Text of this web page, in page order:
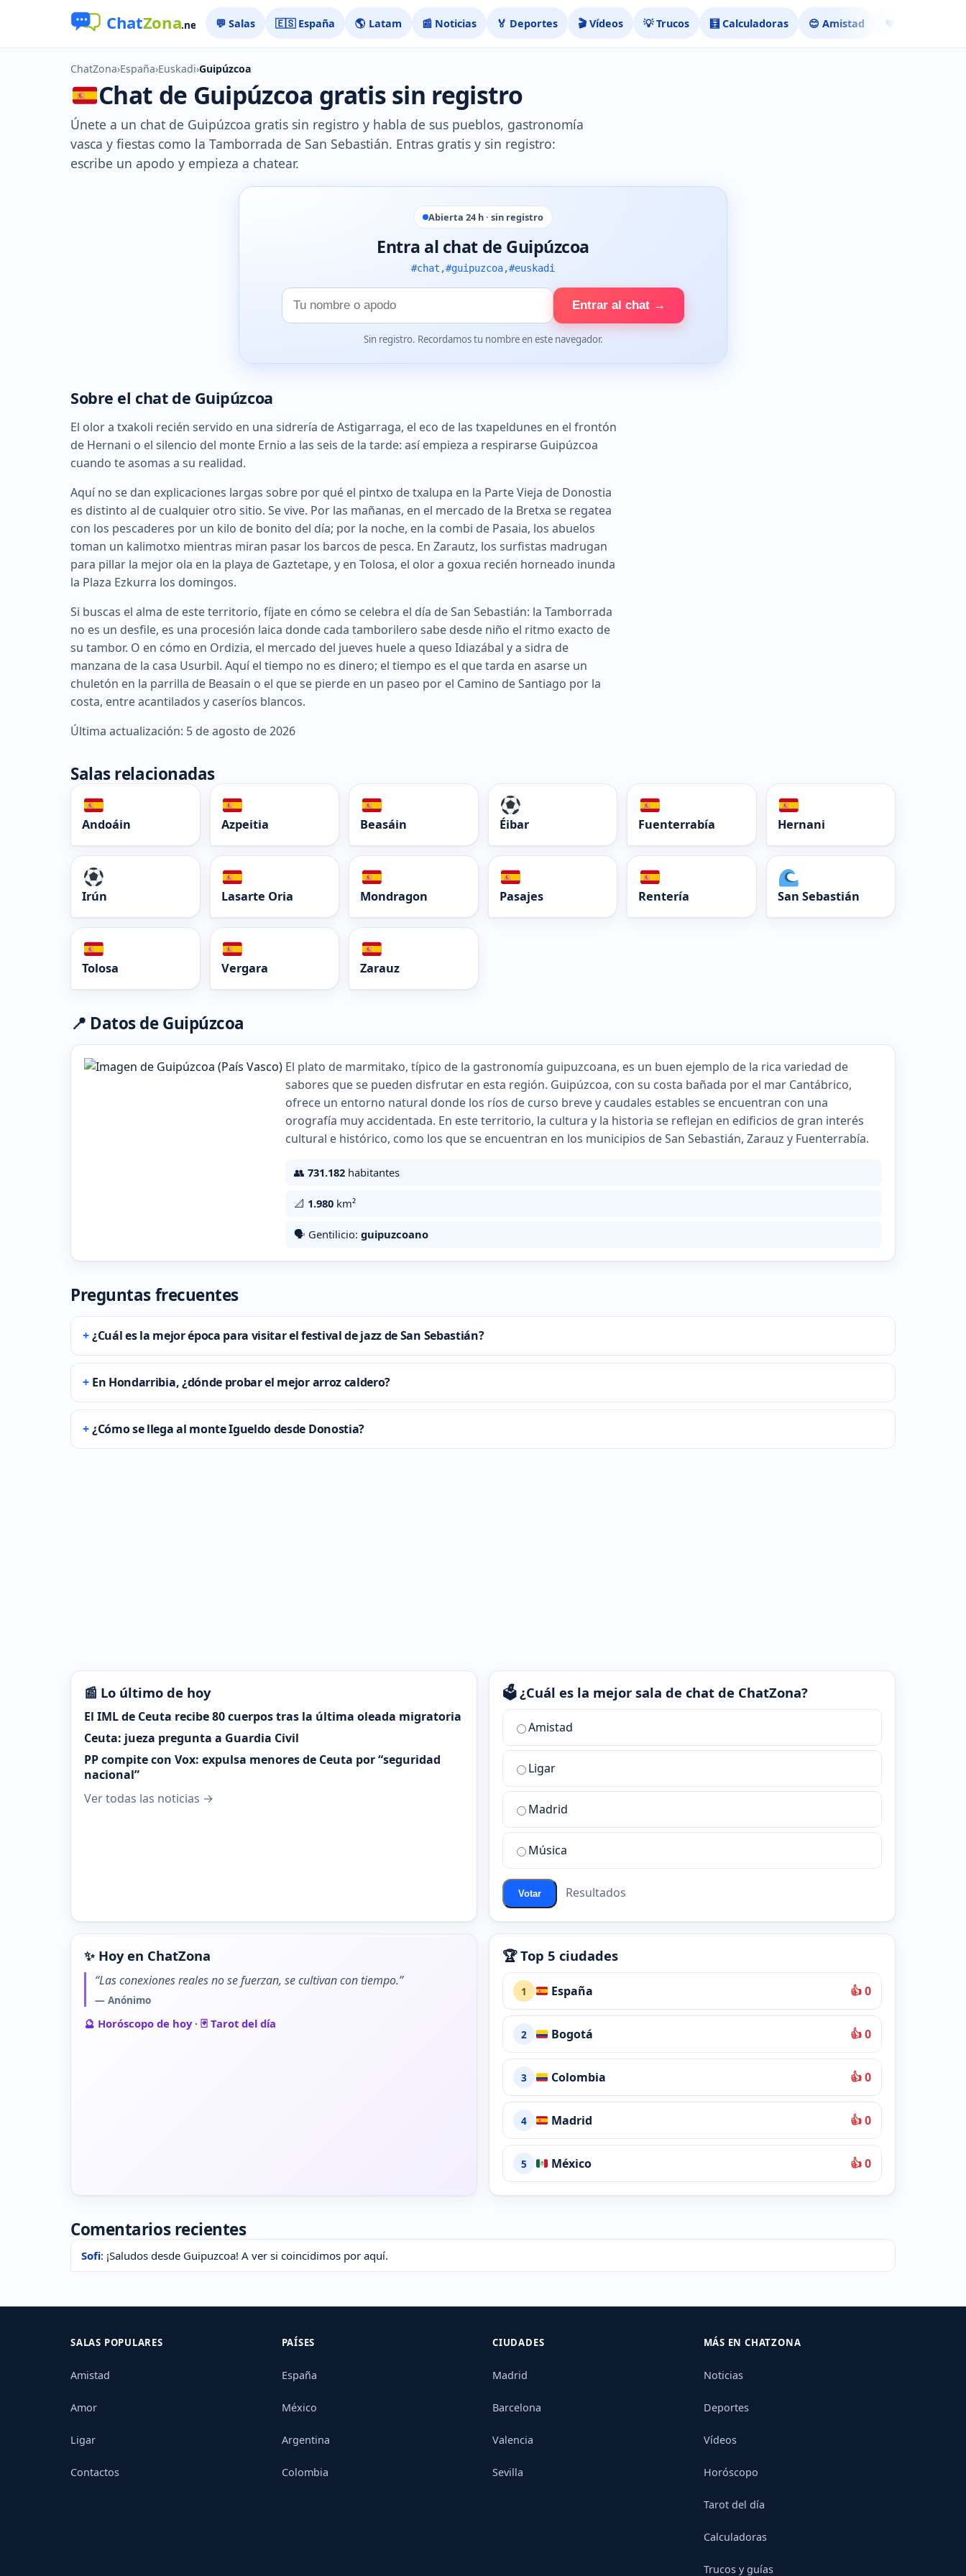
💬 Salas 🇪🇸 España 🌎 Latam 📰 Noticias 🏅 Deportes 🎬 Vídeos 💡 Trucos 🧮 Calculadoras 😊 Amistad ❤️ Ligar
ChatZona›España›Euskadi›Guipúzcoa
Chat de Guipúzcoa gratis sin registro
Únete a un chat de Guipúzcoa gratis sin registro y habla de sus pueblos, gastronomía
vasca y fiestas como la Tamborrada de San Sebastián. Entras gratis y sin registro:
escribe un apodo y empieza a chatear.
Abierta 24 h · sin registro
Entra al chat de Guipúzcoa
#chat,#guipuzcoa,#euskadi
Tu
nombre
Entrar al chat →
Sin registro. Recordamos tu nombre en este navegador.
Sobre el chat de Guipúzcoa
El olor a txakoli recién servido en una sidrería de Astigarraga, el eco de las txapeldunes en el frontón
de Hernani o el silencio del monte Ernio a las seis de la tarde: así empieza a respirarse Guipúzcoa
cuando te asomas a su realidad.
Aquí no se dan explicaciones largas sobre por qué el pintxo de txalupa en la Parte Vieja de Donostia
es distinto al de cualquier otro sitio. Se vive. Por las mañanas, en el mercado de la Bretxa se regatea
con los pescaderes por un kilo de bonito del día; por la noche, en la combi de Pasaia, los abuelos
toman un kalimotxo mientras miran pasar los barcos de pesca. En Zarautz, los surfistas madrugan
para pillar la mejor ola en la playa de Gaztetape, y en Tolosa, el olor a goxua recién horneado inunda
la Plaza Ezkurra los domingos.
Si buscas el alma de este territorio, fíjate en cómo se celebra el día de San Sebastián: la Tamborrada
no es un desfile, es una procesión laica donde cada tamborilero sabe desde niño el ritmo exacto de
su tambor. O en cómo en Ordizia, el mercado del jueves huele a queso Idiazábal y a sidra de
manzana de la casa Usurbil. Aquí el tiempo no es dinero; el tiempo es el que tarda en asarse un
chuletón en la parrilla de Beasain o el que se pierde en un paseo por el Camino de Santiago por la
costa, entre acantilados y caseríos blancos.
Última actualización: 5 de agosto de 2026
Salas relacionadas
Andoáin Azpeitia Beasáin Éibar Fuenterrabía Hernani
Irún Lasarte Oria Mondragon Pasajes Rentería San Sebastián
Tolosa Vergara Zarauz
📍 Datos de Guipúzcoa
El plato de marmitako, típico de la gastronomía guipuzcoana, es un buen ejemplo de la rica variedad de
sabores que se pueden disfrutar en esta región. Guipúzcoa, con su costa bañada por el mar Cantábrico,
ofrece un entorno natural donde los ríos de curso breve y caudales estables se encuentran con una
orografía muy accidentada. En este territorio, la cultura y la historia se reflejan en edificios de gran interés
cultural e histórico, como los que se encuentran en los municipios de San Sebastián, Zarauz y Fuenterrabía.
👥 731.182 habitantes
📐 1.980 km²
🗣️ Gentilicio: guipuzcoano
Preguntas frecuentes
¿Cuál es la mejor época para visitar el festival de jazz de San Sebastián?
En Hondarribia, ¿dónde probar el mejor arroz caldero?
¿Cómo se llega al monte Igueldo desde Donostia?
📰 Lo último de hoy
El IML de Ceuta recibe 80 cuerpos tras la última oleada migratoria
Ceuta: jueza pregunta a Guardia Civil
PP compite con Vox: expulsa menores de Ceuta por “seguridad
nacional”
Ver todas las noticias →
🗳️ ¿Cuál es la mejor sala de chat de ChatZona?
¿Cuál
la
mejor
sala
chat
ChatZona?
Amistad
Ligar
Madrid
Música
Votar Resultados
✨ Hoy en ChatZona
“Las conexiones reales no se fuerzan, se cultivan con tiempo.”
— Anónimo
🔮 Horóscopo de hoy· 🃏 Tarot del día
🏆 Top 5 ciudades
1 España 👍 0
2 Bogotá 👍 0
3 Colombia 👍 0
4 Madrid 👍 0
5 México 👍 0
Comentarios recientes
Sofi: ¡Saludos desde Guipuzcoa! A ver si coincidimos por aquí.
SALAS POPULARES
Amistad
Amor
Ligar
Contactos
PAÍSES
España
México
Argentina
Colombia
CIUDADES
Madrid
Barcelona
Valencia
Sevilla
MÁS EN CHATZONA
Noticias
Deportes
Vídeos
Horóscopo
Tarot del día
Calculadoras
Trucos y guías